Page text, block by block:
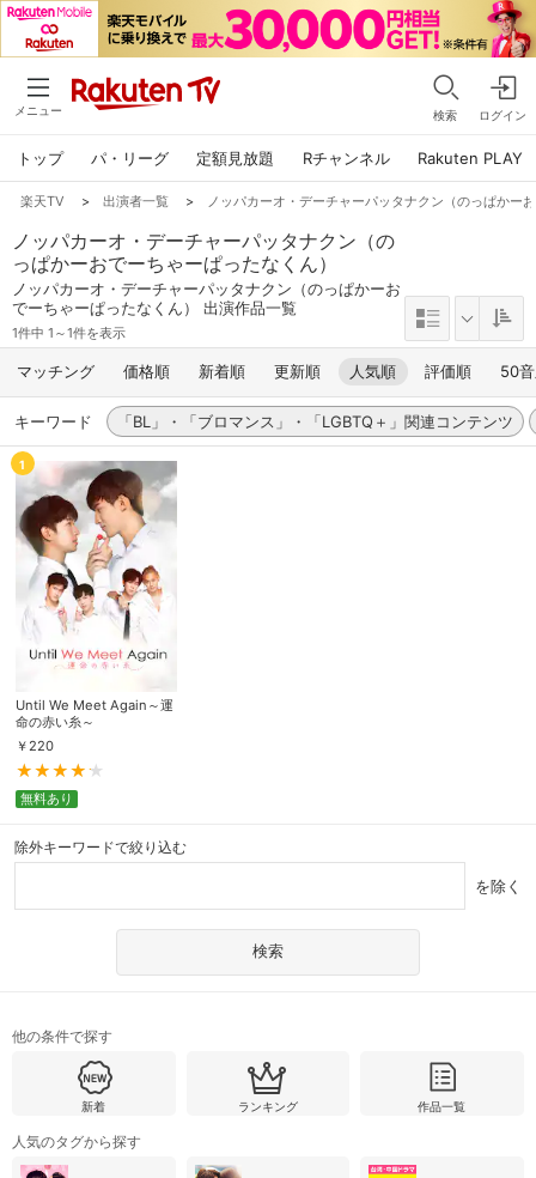
メニュー 検索 ログイン
トップ パ・リーグ 定額見放題 Rチャンネル Rakuten PLAY
楽天TV > 出演者一覧 > ノッパカーオ・デーチャーパッタナクン（のっぱかー
ノッパカーオ・デーチャーパッタナクン（の
っぱかーおでーちゃーぱったなくん）
ノッパカーオ・デーチャーパッタナクン（のっぱかーお
でーちゃーぱったなくん） 出演作品一覧
1件中 1～1件を表示
マッチング 価格順 新着順 更新順 人気順 評価順 50
キーワード 「BL」・「ブロマンス」・「LGBTQ＋」関連コンテンツ
1
Until We Meet Again～運
命の赤い糸～
￥ 220
無料あり
除外キーワードで絞り込む
を除く
他の条件で探す
新着 ランキング 作品一覧
人気のタグから探す